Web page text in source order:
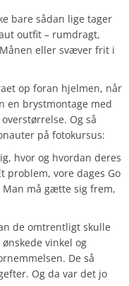
bare sådan lige tager
outfit – rumdragt,
eller svæver frit i
op foran hjelmen, når
en brystmontage med
Og så
på fotokursus:
hvor og hvordan deres
problem, vore dages Go
må gætte sig frem,
de omtrentligt skulle
vinkel og
De så
Og da var det jo